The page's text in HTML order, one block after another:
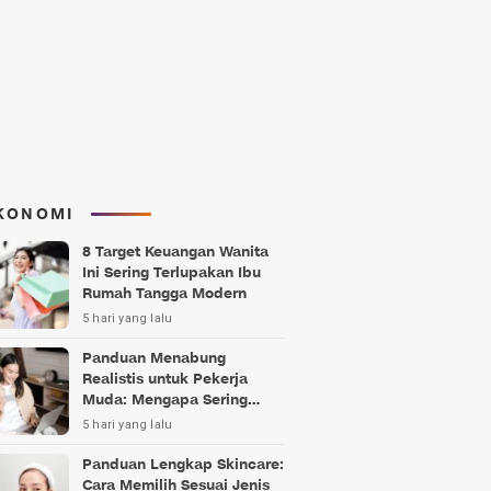
8 Target Keuangan Wanita
Ini Sering Terlupakan Ibu
Rumah Tangga Modern
5 hari yang lalu
Panduan Menabung
Realistis untuk Pekerja
Muda: Mengapa Sering
Gagal?
5 hari yang lalu
Panduan Lengkap Skincare:
Cara Memilih Sesuai Jenis